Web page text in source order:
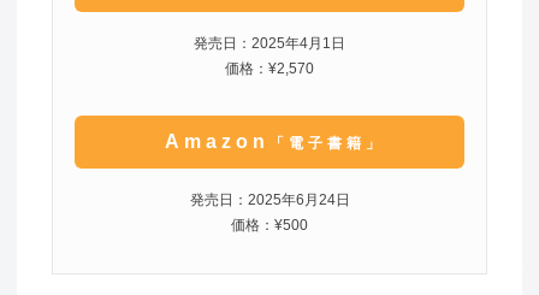
発売日：2025年4月1日
価格：¥2,570
Amazon 「電子書籍」
発売日：2025年6月24日
価格：¥500